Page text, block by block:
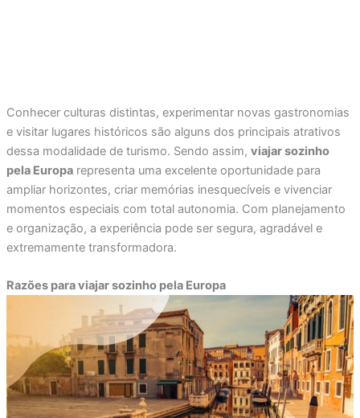
Conhecer culturas distintas, experimentar novas gastronomias
e visitar lugares históricos são alguns dos principais atrativos
dessa modalidade de turismo. Sendo assim, viajar sozinho
pela Europarepresenta uma excelente oportunidade para
ampliar horizontes, criar memórias inesquecíveis e vivenciar
momentos especiais com total autonomia. Com planejamento
e organização, a experiência pode ser segura, agradável e
extremamente transformadora.
Razões para viajar sozinho pela Europa